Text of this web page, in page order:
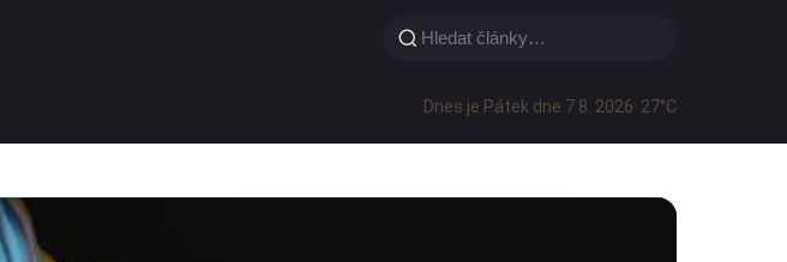
Dnes je Pátek dne 7 8. 2026· 27°C